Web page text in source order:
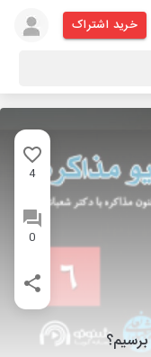
خرید اشتراک
4
0